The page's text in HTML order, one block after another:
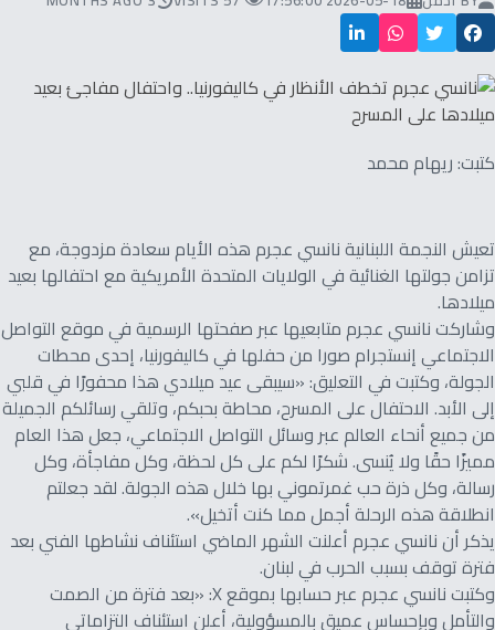
كتبت: ريهام محمد
تعيش النجمة اللبنانية نانسي عجرم هذه الأيام سعادة مزدوجة، مع
تزامن جولتها الغنائية في الولايات المتحدة الأمريكية مع احتفالها بعيد
ميلادها.
وشاركت نانسي عجرم متابعيها عبر صفحتها الرسمية في موقع التواصل
الاجتماعي إنستجرام صورا من حفلها في كاليفورنيا، إحدى محطات
الجولة، وكتبت في التعليق: «سيبقى عيد ميلادي هذا محفورًا في قلبي
إلى الأبد. الاحتفال على المسرح، محاطة بحبكم، وتلقي رسائلكم الجميلة
من جميع أنحاء العالم عبر وسائل التواصل الاجتماعي، جعل هذا العام
مميزًا حقًا ولا يُنسى. شكرًا لكم على كل لحظة، وكل مفاجأة، وكل
رسالة، وكل ذرة حب غمرتموني بها خلال هذه الجولة. لقد جعلتم
انطلاقة هذه الرحلة أجمل مما كنت أتخيل».
يذكر أن نانسي عجرم أعلنت الشهر الماضي استئناف نشاطها الفني بعد
فترة توقف بسبب الحرب في لبنان.
وكتبت نانسي عجرم عبر حسابها بموقع X: «بعد فترة من الصمت
والتأمل وبإحساس عميق بالمسؤولية، أعلن استئناف التزاماتي